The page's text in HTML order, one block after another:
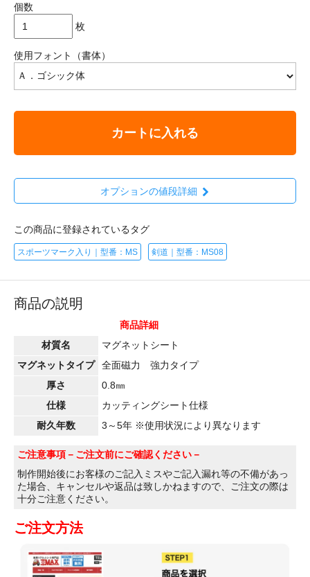
個数
枚
使用フォント（書体）
カートに入れる
オプションの値段詳細
この商品に登録されているタグ
スポーツマーク入り｜型番：MS 剣道｜型番：MS08
商品の説明
商品詳細
材質名
マグネットシート
マグネットタイプ
全面磁力 強力タイプ
厚さ
0.8㎜
仕様
カッティングシート仕様
耐久年数
3～5年 ※使用状況により異なります
ご注意事項 －ご注文前にご確認ください－
制作開始後にお客様のご記入ミスやご記入漏れ等の不備があっ
た場合、キャンセルや返品は致しかねますので、ご注文の際は
十分ご注意ください。
ご注文方法